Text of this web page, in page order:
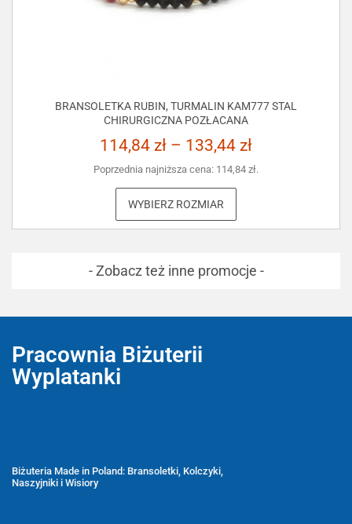
BRANSOLETKA RUBIN, TURMALIN KAM777 STAL
CHIRURGICZNA POZŁACANA
114,84 zł – 133,44 zł
Poprzednia najniższa cena: 114,84 zł.
WYBIERZ ROZMIAR
- Zobacz też inne promocje -
Pracownia Biżuterii
Wyplatanki
Biżuteria Made in Poland: Bransoletki, Kolczyki,
Naszyjniki i Wisiory